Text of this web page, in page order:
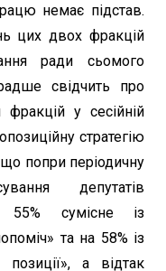
немає підстав.
цих двох фракцій
ради сьомого
свідчить про
фракцій у сесійній
стратегію
попри періодичну
депутатів
55% сумісне із
та на 58% із
позиції», а відтак